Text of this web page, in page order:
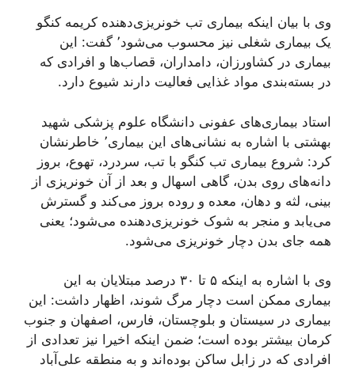
وی با بیان اینکه بیماری تب خونریزی‌دهنده کریمه کنگو
یک بیماری شغلی نیز محسوب می‌شود٬ گفت: این
بیماری در کشاورزان، دامداران، قصاب‌ها و افرادی که
در بسته‌بندی مواد غذایی فعالیت دارند شیوع دارد.
استاد بیماری‌های عفونی دانشگاه علوم پزشکی شهید
بهشتی با اشاره به نشانی‌های این بیماری٬ خاطرنشان
کرد: شروع بیماری تب کنگو با تب، سردرد، تهوع، بروز
دانه‌های روی بدن، گاهی اسهال و بعد از آن خونریزی از
بینی، لثه و دهان، معده و روده بروز می‌کند و گسترش
می‌یابد و منجر به شوک خونریزی‌دهنده می‌شود؛ یعنی
همه جای بدن دچار خونریزی می‌شود.
وی با اشاره به اینکه ۵ تا ۳۰ درصد مبتلایان به این
بیماری ممکن است دچار مرگ شوند، اظهار داشت: این
بیماری در سیستان و بلوچستان، فارس، اصفهان و جنوب
کرمان بیشتر بوده است؛ ضمن اینکه اخیرا نیز تعدادی از
افرادی که در زابل ساکن بوده‌اند و به منطقه علی‌آباد